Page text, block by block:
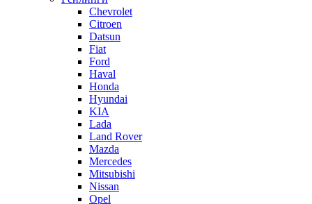
Chevrolet
Citroen
Datsun
Fiat
Ford
Haval
Honda
Hyundai
KIA
Lada
Land Rover
Mazda
Mercedes
Mitsubishi
Nissan
Opel